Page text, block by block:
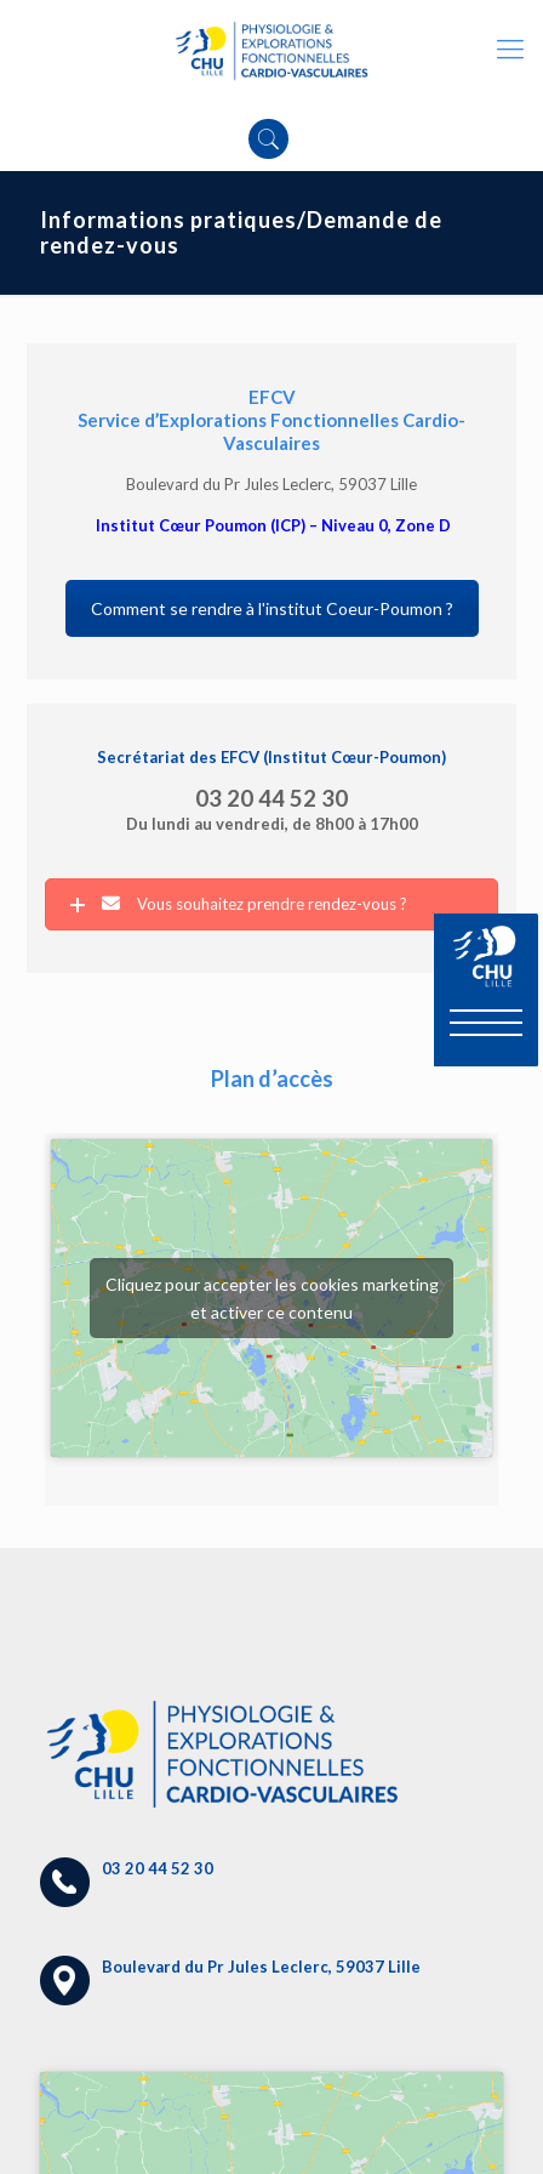
Informations pratiques/Demande de
rendez-vous
EFCV
Service d’Explorations Fonctionnelles Cardio-
Vasculaires
Boulevard du Pr Jules Leclerc, 59037 Lille
Institut Cœur Poumon (ICP) – Niveau 0, Zone D
Comment se rendre à l'institut Coeur-Poumon ?
Secrétariat des EFCV (Institut Cœur-Poumon)
03 20 44 52 30
Du lundi au vendredi, de 8h00 à 17h00
Vous souhaitez prendre rendez-vous ?
Plan d’accès
Cliquez pour accepter les cookies marketing
et activer ce contenu
03 20 44 52 30
Boulevard du Pr Jules Leclerc, 59037 Lille